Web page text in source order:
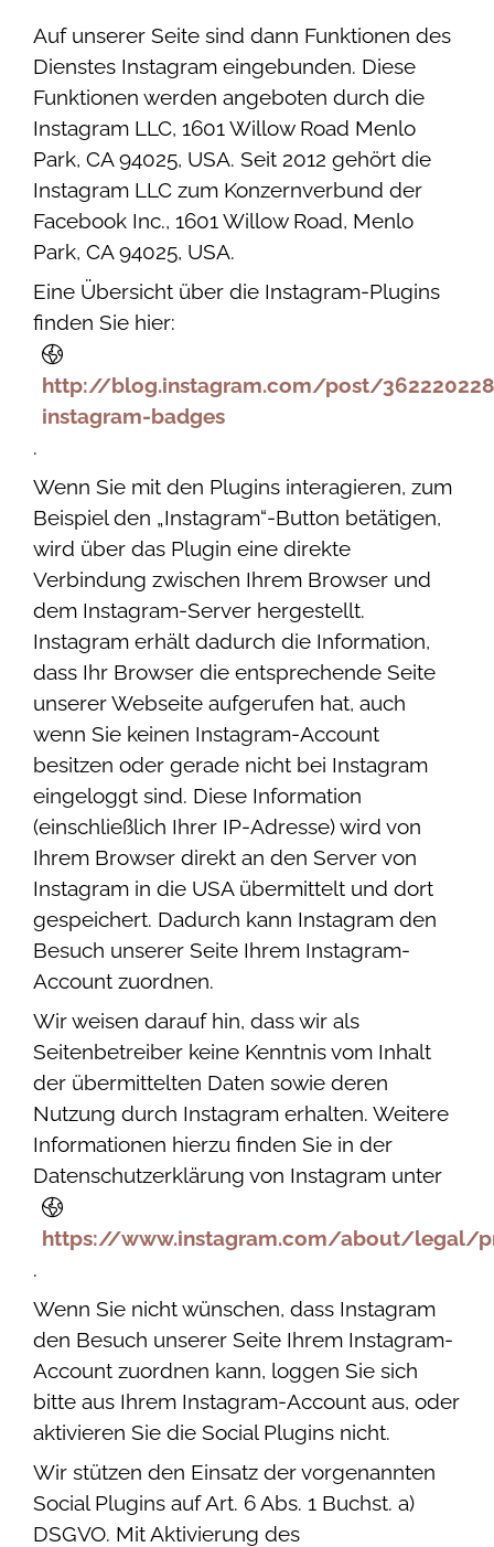
Auf unserer Seite sind dann Funktionen des
Dienstes Instagram eingebunden. Diese
Funktionen werden angeboten durch die
Instagram LLC, 1601 Willow Road Menlo
Park, CA 94025, USA. Seit 2012 gehört die
Instagram LLC zum Konzernverbund der
Facebook Inc., 1601 Willow Road, Menlo
Park, CA 94025, USA.
Eine Übersicht über die Instagram-Plugins
finden Sie hier:
http://blog.instagram.com/post/
instagram-badges
.
Wenn Sie mit den Plugins interagieren, zum
Beispiel den „Instagram“-Button betätigen,
wird über das Plugin eine direkte
Verbindung zwischen Ihrem Browser und
dem Instagram-Server hergestellt.
Instagram erhält dadurch die Information,
dass Ihr Browser die entsprechende Seite
unserer Webseite aufgerufen hat, auch
wenn Sie keinen Instagram-Account
besitzen oder gerade nicht bei Instagram
eingeloggt sind. Diese Information
(einschließlich Ihrer IP-Adresse) wird von
Ihrem Browser direkt an den Server von
Instagram in die USA übermittelt und dort
gespeichert. Dadurch kann Instagram den
Besuch unserer Seite Ihrem Instagram-
Account zuordnen.
Wir weisen darauf hin, dass wir als
Seitenbetreiber keine Kenntnis vom Inhalt
der übermittelten Daten sowie deren
Nutzung durch Instagram erhalten. Weitere
Informationen hierzu finden Sie in der
Datenschutzerklärung von Instagram unter
https://www.instagram.com/about/legal/
.
Wenn Sie nicht wünschen, dass Instagram
den Besuch unserer Seite Ihrem Instagram-
Account zuordnen kann, loggen Sie sich
bitte aus Ihrem Instagram-Account aus, oder
aktivieren Sie die Social Plugins nicht.
Wir stützen den Einsatz der vorgenannten
Social Plugins auf Art. 6 Abs. 1 Buchst. a)
DSGVO. Mit Aktivierung des